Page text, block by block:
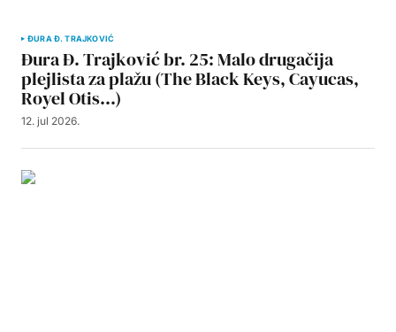
ĐURA Đ. TRAJKOVIĆ
Đura Đ. Trajković br. 25: Malo drugačija
plejlista za plažu (The Black Keys, Cayucas,
Royel Otis…)
12. jul 2026.